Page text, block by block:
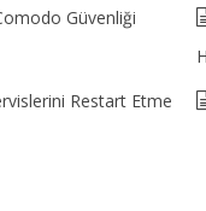
Güvenliği
Restart Etme